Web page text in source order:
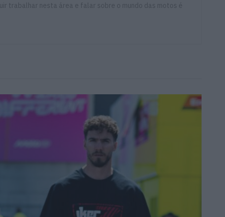
trabalhar nesta área e falar sobre o mundo das motos é